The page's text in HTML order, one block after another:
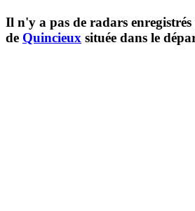
Il n'y a pas de radars
de Quincieux située dans le